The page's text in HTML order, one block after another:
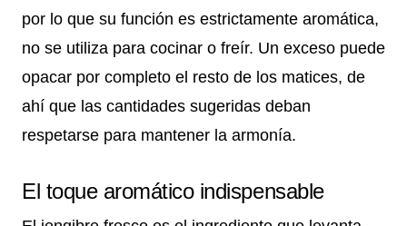
por lo que su función es estrictamente aromática,
no se utiliza para cocinar o freír. Un exceso puede
opacar por completo el resto de los matices, de
ahí que las cantidades sugeridas deban
respetarse para mantener la armonía.
El toque aromático indispensable